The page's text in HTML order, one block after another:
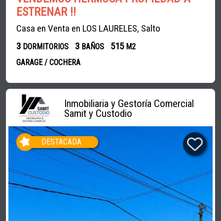
ESTRENAR !!
Casa en Venta en LOS LAURELES, Salto
3 DORMITORIOS 3BAÑOS 515 M2
GARAGE / COCHERA
Inmobiliaria y Gestoría Comercial
Samit y Custodio
DESTACADA